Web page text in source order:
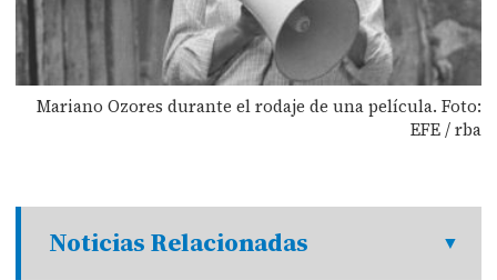
Mariano Ozores durante el rodaje de una película. Foto:
EFE / rba
Noticias Relacionadas